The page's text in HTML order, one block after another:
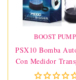
BOOST
PSX10 Bomba
Con Medidor